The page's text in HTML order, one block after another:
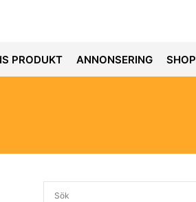
PRODUKT ANNONSERING SHOP